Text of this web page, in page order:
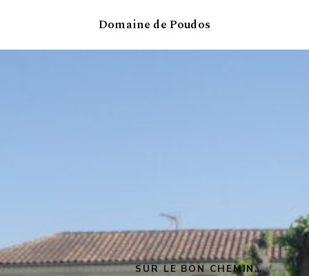
Domaine de Poudos
SUR LE BON CHEMIN…